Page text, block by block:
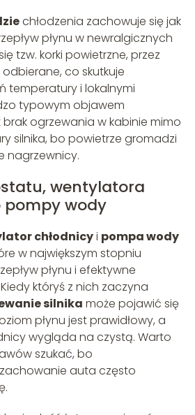
chłodzenia zachowuje się jak
płynu w newralgicznych
tzw. korki powietrzne, przez
co skutkuje
temperatury i lokalnymi
typowym objawem
ogrzewania w kabinie mimo
silnika, bo powietrze gromadzi
nagrzewnicy.
wentylatora
pompy wody
chłodnicyi pompa wody
w największym stopniu
płynu i efektywne
któryś z nich zaczyna
silnika może pojawić się
płynu jest prawidłowy, a
wygląda na czystą. Warto
szukać, bo
auta często